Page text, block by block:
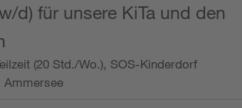
d) für unsere KiTa und den
(20 Std./Wo.), SOS-Kinderdorf
Ammersee